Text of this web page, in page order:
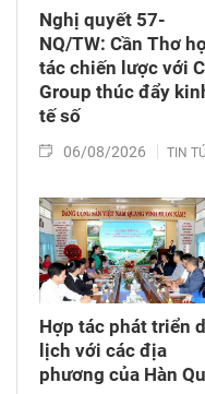
Nghị quyết 57-
NQ/TW: Cần Thơ
tác chiến lược với
Group thúc đẩy
tế số
06/08/2026 TIN
Hợp tác phát triển
lịch với các địa
phương của Hàn